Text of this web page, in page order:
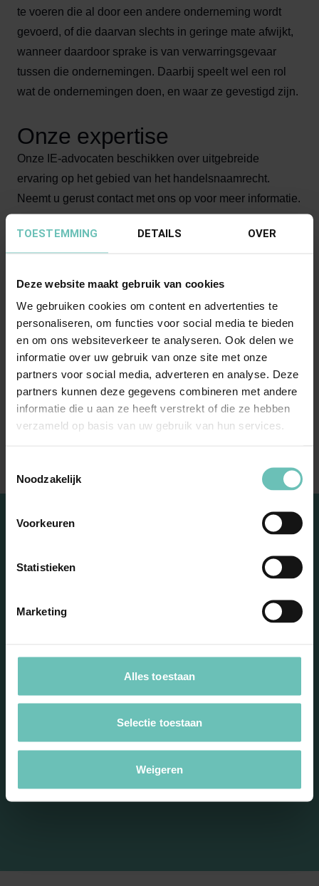
TOESTEMMING DETAILS OVER
Deze website maakt gebruik van cookies
We gebruiken cookies om content en advertenties te
personaliseren, om functies voor social media te bieden
en om ons websiteverkeer te analyseren. Ook delen we
informatie over uw gebruik van onze site met onze
partners voor social media, adverteren en analyse. Deze
partners kunnen deze gegevens combineren met andere
informatie die u aan ze heeft verstrekt of die ze hebben
verzameld op basis van uw gebruik van hun services.
Noodzakelijk
Voorkeuren
Statistieken
Marketing
Alles toestaan
Selectie toestaan
Weigeren
te voeren die al door een andere onderneming wordt
gevoerd, of die daarvan slechts in geringe mate afwijkt,
wanneer daardoor sprake is van verwarringsgevaar
tussen die ondernemingen. Daarbij speelt wel een rol
wat de ondernemingen doen, en waar ze gevestigd zijn.
Onze expertise
Onze IE-advocaten beschikken over uitgebreide
ervaring op het gebied van het handelsnaamrecht.
Neemt u gerust contact met ons op voor meer informatie.
Auteursrecht
Handelsnaamrecht
Modellenrecht
Namaakbestrijding
nieuwsbrief